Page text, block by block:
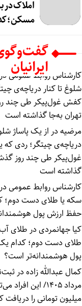
املاک
مسکن؛
ایرانیان
کارشناس روابط عمومیدر
شلوغ تا کنار دریاچه‌ی
کفش غول‌پیکر طی چند
تهران به‌جا گذاشته است
مرضیهدر از یک پاساژ
دریاچه‌ی چیتگر؛ ردی
غول‌پیکر طی چند روز
گذاشته است
کارشناس روابط عمومیدر
سکه یا طلای دست دوم؛
حفظ ارزش پول
کیا جهانمردیدر طلای
طلای دست دوم؛ کدام
پول هوشمندانه‌تر است؟
کمال عبدالله زادهدر
میلیون تومانی را